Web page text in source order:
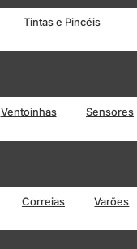
Tintas e Pincéis
Ventoinhas Sensores
Correias Varões